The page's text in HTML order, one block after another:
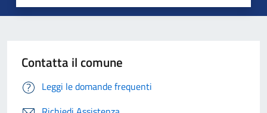
Contatta il comune
Leggi le domande frequenti